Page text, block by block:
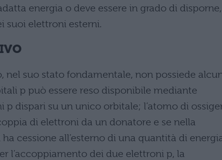
energia o deve essere in grado di disporne,
suoi elettroni esterni.
nel suo stato fondamentale, non possiede
p può essere reso disponibile mediante
dispari su un unico orbitale; l’atomo di
di elettroni da un donatore e se nella
cessione all’esterno di una quantità di
l’accoppiamento dei due elettroni p, la